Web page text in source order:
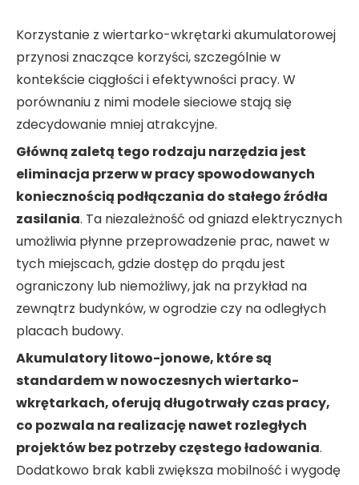
Korzystanie z wiertarko-wkrętarki akumulatorowej
przynosi znaczące korzyści, szczególnie w
kontekście ciągłości i efektywności pracy. W
porównaniu z nimi modele sieciowe stają się
zdecydowanie mniej atrakcyjne.
Główną zaletą tego rodzaju narzędzia jest
eliminacja przerw w pracy spowodowanych
koniecznością podłączania do stałego źródła
zasilania. Ta niezależność od gniazd elektrycznych
umożliwia płynne przeprowadzenie prac, nawet w
tych miejscach, gdzie dostęp do prądu jest
ograniczony lub niemożliwy, jak na przykład na
zewnątrz budynków, w ogrodzie czy na odległych
placach budowy.
Akumulatory litowo-jonowe, które są
standardem w nowoczesnych wiertarko-
wkrętarkach, oferują długotrwały czas pracy,
co pozwala na realizację nawet rozległych
projektów bez potrzeby częstego ładowania.
Dodatkowo brak kabli zwiększa mobilność i wygodę